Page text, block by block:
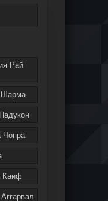
Рай
Чопра
Каиф